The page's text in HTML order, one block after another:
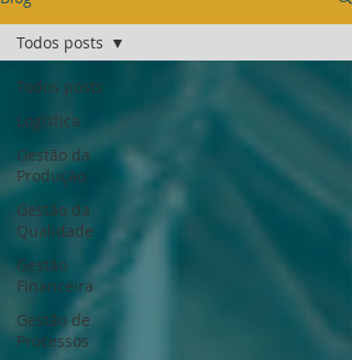
Todos posts
Logística
Gestão da
Produção
Gestão da
Qualidade
Gestão
Financeira
Gestão de
Processos
Todos posts